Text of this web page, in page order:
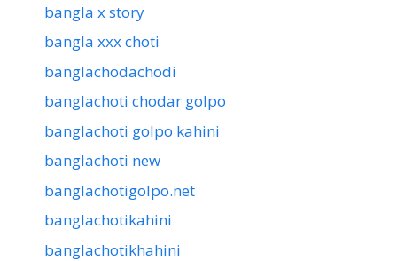
bangla x story
bangla xxx choti
banglachodachodi
banglachoti chodar golpo
banglachoti golpo kahini
banglachoti new
banglachotigolpo.net
banglachotikahini
banglachotikhahini